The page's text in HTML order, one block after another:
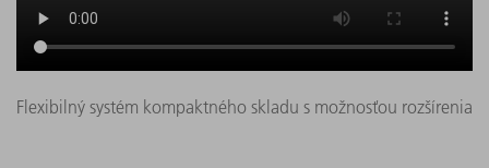
Flexibilný systém kompaktného skladu s možnosťou rozšírenia